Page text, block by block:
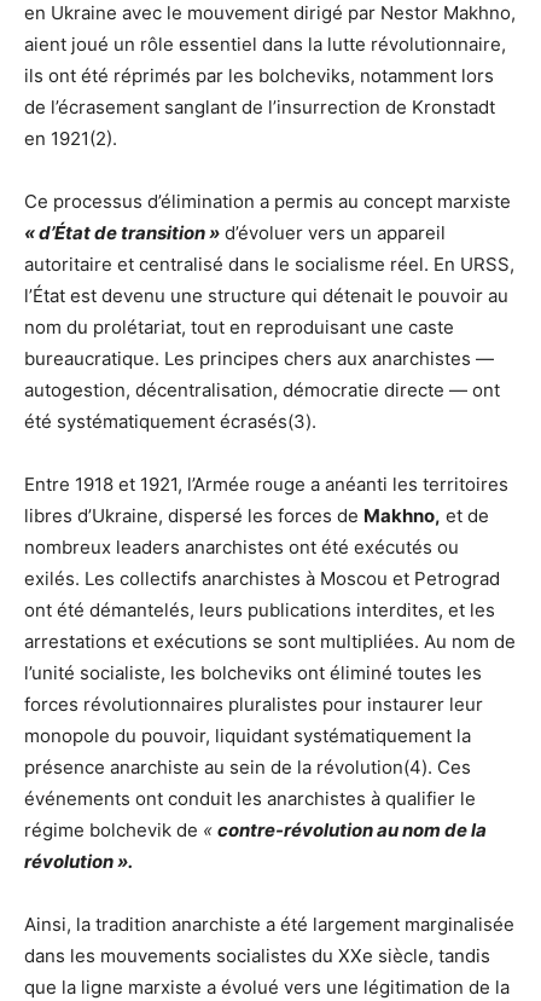
en Ukraine avec le mouvement dirigé par Nestor Makhno,
aient joué un rôle essentiel dans la lutte révolutionnaire,
ils ont été réprimés par les bolcheviks, notamment lors
de l’écrasement sanglant de l’insurrection de Kronstadt
en 1921(2).
Ce processus d’élimination a permis au concept marxiste
« d’État de transition » d’évoluer vers un appareil
autoritaire et centralisé dans le socialisme réel. En URSS,
l’État est devenu une structure qui détenait le pouvoir au
nom du prolétariat, tout en reproduisant une caste
bureaucratique. Les principes chers aux anarchistes —
autogestion, décentralisation, démocratie directe — ont
été systématiquement écrasés(3).
Entre 1918 et 1921, l’Armée rouge a anéanti les territoires
libres d’Ukraine, dispersé les forces de Makhno, et de
nombreux leaders anarchistes ont été exécutés ou
exilés. Les collectifs anarchistes à Moscou et Petrograd
ont été démantelés, leurs publications interdites, et les
arrestations et exécutions se sont multipliées. Au nom de
l’unité socialiste, les bolcheviks ont éliminé toutes les
forces révolutionnaires pluralistes pour instaurer leur
monopole du pouvoir, liquidant systématiquement la
présence anarchiste au sein de la révolution(4). Ces
événements ont conduit les anarchistes à qualifier le
régime bolchevik de « contre-révolution au nom de la
révolution ».
Ainsi, la tradition anarchiste a été largement marginalisée
dans les mouvements socialistes du XXe siècle, tandis
que la ligne marxiste a évolué vers une légitimation de la